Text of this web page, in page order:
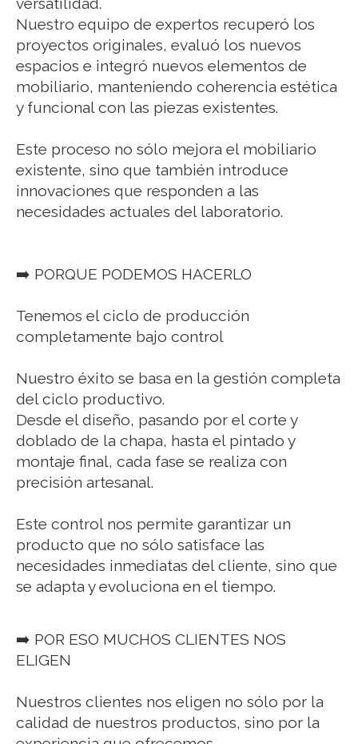
Nuestro equipo de expertos recuperó los
proyectos originales, evaluó los nuevos
espacios e integró nuevos elementos de
mobiliario, manteniendo coherencia estética
y funcional con las piezas existentes.
Este proceso no sólo mejora el mobiliario
existente, sino que también introduce
innovaciones que responden a las
necesidades actuales del laboratorio.
➡️ PORQUE PODEMOS HACERLO
Tenemos el ciclo de producción
completamente bajo control
Nuestro éxito se basa en la gestión completa
del ciclo productivo.
Desde el diseño, pasando por el corte y
doblado de la chapa, hasta el pintado y
montaje final, cada fase se realiza con
precisión artesanal.
Este control nos permite garantizar un
producto que no sólo satisface las
necesidades inmediatas del cliente, sino que
se adapta y evoluciona en el tiempo.
➡️ POR ESO MUCHOS CLIENTES NOS
ELIGEN
Nuestros clientes nos eligen no sólo por la
calidad de nuestros productos, sino por la